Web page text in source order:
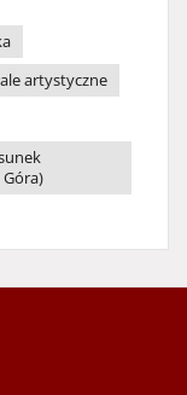
artystyczne